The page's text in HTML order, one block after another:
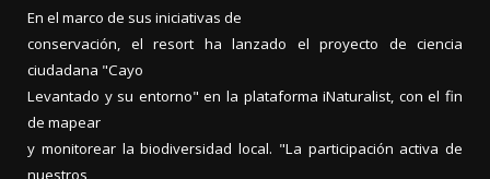
En el marco de sus iniciativas de
conservación, el resort ha lanzado el proyecto de ciencia
ciudadana "Cayo
Levantado y su entorno" en la plataforma iNaturalist, con el fin
de mapear
y monitorear la biodiversidad local. "La participación activa de
nuestros